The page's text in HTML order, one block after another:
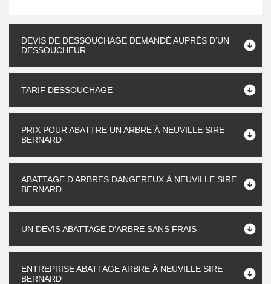
DEVIS DE DESSOUCHAGE DEMANDÉ AUPRÈS D’UN
DESSOUCHEUR
TARIF DESSOUCHAGE
PRIX POUR ABATTRE UN ARBRE À NEUVILLE SIRE
BERNARD
ABATTAGE D'ARBRES DANGEREUX À NEUVILLE SIRE
BERNARD
UN DEVIS ABATTAGE D'ARBRE SANS FRAIS
ENTREPRISE ABATTAGE ARBRE À NEUVILLE SIRE
BERNARD